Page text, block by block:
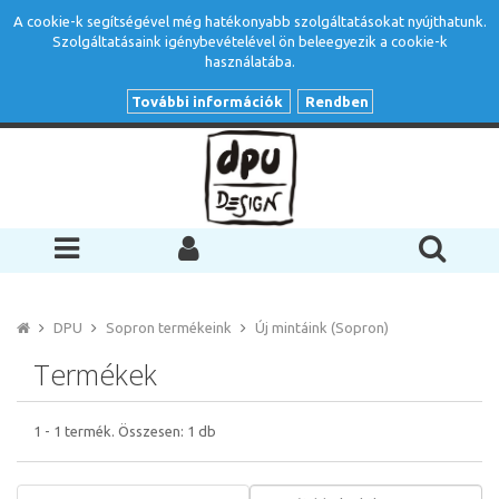
A cookie-k segítségével még hatékonyabb szolgáltatásokat nyújthatunk.
Szolgáltatásaink igénybevételével ön beleegyezik a cookie-k
használatába.
További információk Rendben
DPU Sopron termékeink Új mintáink (Sopron)
Termékek
1 - 1 termék. Összesen: 1 db